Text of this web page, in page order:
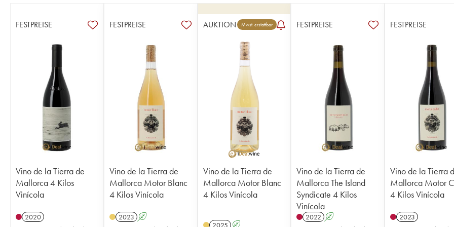
FESTPREISE
Vino de la Tierra de
Mallorca 4 Kilos
Vinícola
2020
FESTPREISE
Vino de la Tierra de
Mallorca Motor Blanc
4 Kilos Vinícola
2023 A
AUKTION Mwst. erstattbar
Vino de la Tierra de
Mallorca Motor Blanc
4 Kilos Vinícola
2025 A
FESTPREISE
Vino de la Tierra de
Mallorca The Island
Syndicate 4 Kilos
Vinícola
2022 A
FESTPREISE
Vino de la Tierra
Mallorca Motor
4 Kilos Vinícola
2023